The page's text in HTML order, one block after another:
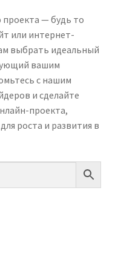
— будь то
или интернет-
выбрать идеальный
вашим
с нашим
и сделайте
проекта,
роста и развития в